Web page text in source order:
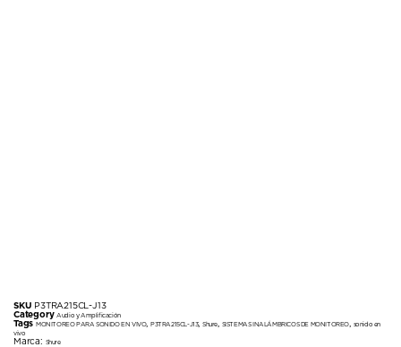
SKU P3TRA215CL-J13
Category Audio y Amplificación
Tags MONITOREO PARA SONIDO EN VIVO,P3TRA215CL-J13,Shure, SISTEMAS INALÁMBRICOS DE MONITOREO, sonido en
vivo
Marca: Shure